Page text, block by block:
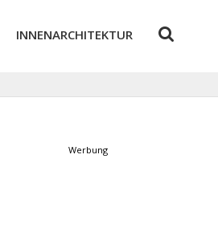
INNENARCHITEKTUR
Werbung